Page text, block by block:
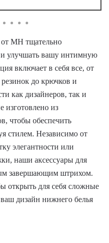
MH тщательно
и улучшать вашу интимную
включает в себя все, от
до крючков и
как дизайнеров, так и
изготовлено из
чтобы обеспечить
стилем. Независимо от
элегантности или
наши аксессуары для
завершающим штрихом.
открыть для себя сложные
дизайн нижнего белья